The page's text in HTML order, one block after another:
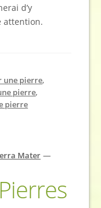
d’y
attention.
une pierre,
pierre,
pierre
Mater —